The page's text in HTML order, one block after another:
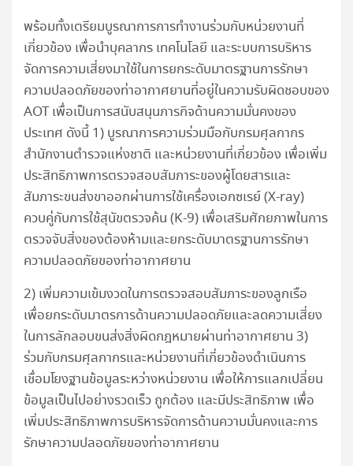
พร้อมทั้งเตรียมบูรณาการการทำงานร่วมกับหน่วยงานที่
เกี่ยวข้อง เพื่อนำบุคลากร เทคโนโลยี และระบบการบริหาร
จัดการความเสี่ยงมาใช้ในการยกระดับมาตรฐานการรักษา
ความปลอดภัยของท่าอากาศยานที่อยู่ในความรับผิดชอบของ
AOT เพื่อเป็นการสนับสนุนภารกิจด้านความมั่นคงของ
ประเทศ ดังนี้ 1) บูรณาการความร่วมมือกับกรมศุลกากร
สำนักงานตำรวจแห่งชาติ และหน่วยงานที่เกี่ยวข้อง เพื่อเพิ่ม
ประสิทธิภาพการตรวจสอบสัมภาระของผู้โดยสารและ
สัมภาระขนส่งขาออกผ่านการใช้เครื่องเอกซเรย์ (X-ray)
ควบคู่กับการใช้สุนัขตรวจค้น (K-9) เพื่อเสริมศักยภาพในการ
ตรวจจับสิ่งของต้องห้ามและยกระดับมาตรฐานการรักษา
ความปลอดภัยของท่าอากาศยาน
2) เพิ่มความเข้มงวดในการตรวจสอบสัมภาระของลูกเรือ
เพื่อยกระดับมาตรการด้านความปลอดภัยและลดความเสี่ยง
ในการลักลอบขนส่งสิ่งผิดกฎหมายผ่านท่าอากาศยาน 3)
ร่วมกับกรมศุลกากรและหน่วยงานที่เกี่ยวข้องดำเนินการ
เชื่อมโยงฐานข้อมูลระหว่างหน่วยงาน เพื่อให้การแลกเปลี่ยน
ข้อมูลเป็นไปอย่างรวดเร็ว ถูกต้อง และมีประสิทธิภาพ เพื่อ
เพิ่มประสิทธิภาพการบริหารจัดการด้านความมั่นคงและการ
รักษาความปลอดภัยของท่าอากาศยาน